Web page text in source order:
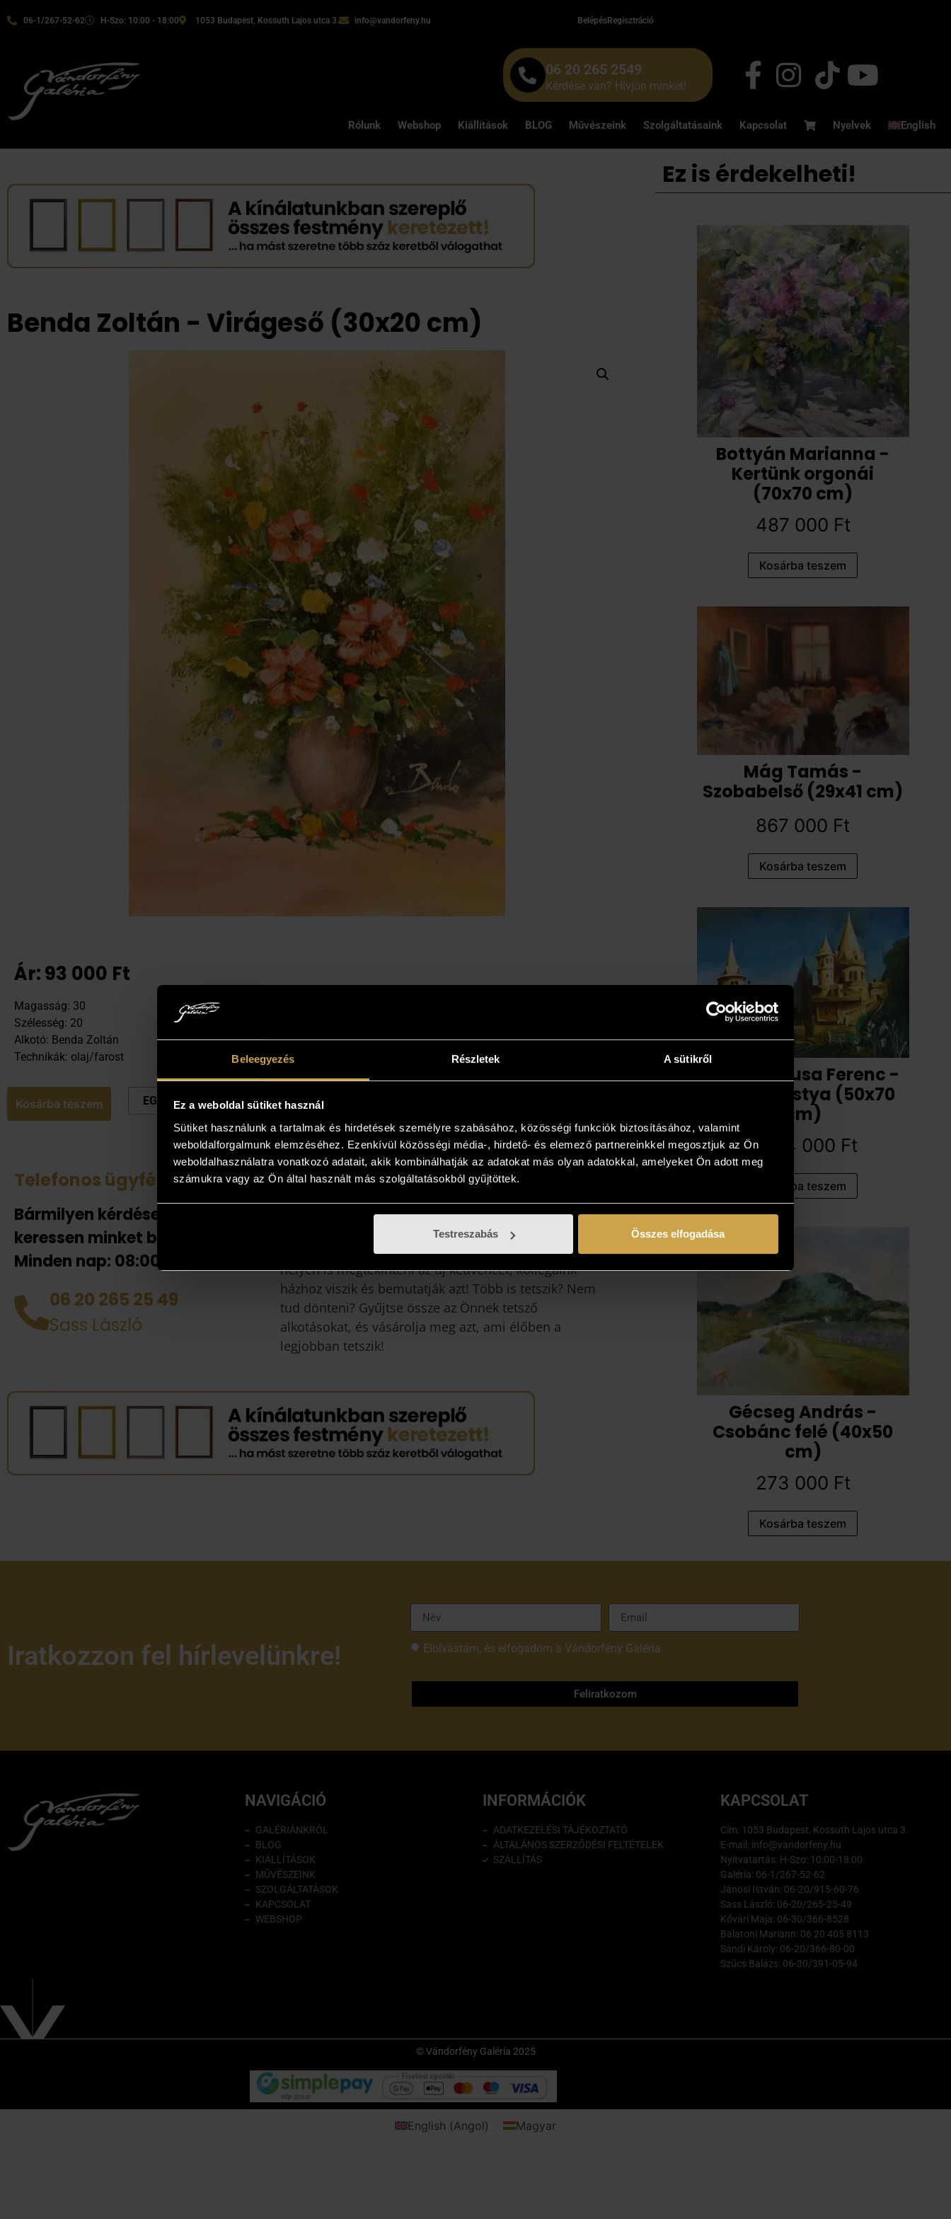
Beleegyezés Részletek A sütikről
Ez a weboldal sütiket használ
Sütiket használunk a tartalmak és hirdetések személyre szabásához, közösségi funkciók biztosításához, valamint
weboldalforgalmunk elemzéséhez. Ezenkívül közösségi média-, hirdető- és elemező partnereinkkel megosztjuk az Ön
weboldalhasználatra vonatkozó adatait, akik kombinálhatják az adatokat más olyan adatokkal, amelyeket Ön adott meg
számukra vagy az Ön által használt más szolgáltatásokból gyűjtöttek.
Testreszabás Összes elfogadása
06-1/267-52-62 H-Szo: 10:00 - 18:00 1053 Budapest, Kossuth Lajos utca 3. info@vandorfeny.hu BelépésRegisztráció
06 20 265 2549
Kérdése van? Hívjon minket!
Rólunk Webshop Kiállítások BLOG Művészeink Szolgáltatásaink Kapcsolat Nyelvek English
Benda Zoltán - Virágeső (30x20 cm)
Ár:93 000 Ft
Magasság: 30
Szélesség: 20
Alkotó: Benda Zoltán
Technikák: olaj/farost
Kosárba teszem EGYEDI ÁRAT KÉREK
Telefonos ügyfélszolgálat
Bármilyen kérdése van
keressen minket bizalommal!
Minden nap: 08:00-20:00-ig!
06 20 265 25 49
Sass László
Tekintse meg az otthonában!
Amennyiben a műalkotás elnyerte tetszését
jelentkezzen, és kollégáink bővebb felvilágosítást
adnak! Lehetősége van az otthonában, a végleges
helyén is megtekinteni az új kedvencét, kollégáink
házhoz viszik és bemutatják azt! Több is tetszik? Nem
tud dönteni? Gyűjtse össze az Önnek tetsző
alkotásokat, és vásárolja meg azt, ami élőben a
legjobban tetszik!
Ez is érdekelheti!
Bottyán Marianna -
Kertünk orgonái
(70x70 cm)
487 000 Ft
Kosárba teszem
Mág Tamás -
Szobabelső (29x41 cm)
867 000 Ft
Kosárba teszem
Fassel L’ousa Ferenc -
Halászbástya (50x70
cm)
1 524 000 Ft
Kosárba teszem
Gécseg András -
Csobánc felé (40x50
cm)
273 000 Ft
Kosárba teszem
Iratkozzon fel hírlevelünkre! Elolvastam, és elfogadom a Vándorfény Galéria
Feliratkozom
NAVIGÁCIÓ
GALÉRIÁNKRÓL
BLOG
KIÁLLÍTÁSOK
MŰVÉSZEINK
SZOLGÁLTATÁSOK
KAPCSOLAT
WEBSHOP
INFORMÁCIÓK
ADATKEZELÉSI TÁJÉKOZTATÓ
ÁLTALÁNOS SZERZŐDÉSI FELTÉTELEK
SZÁLLÍTÁS
KAPCSOLAT
Cím: 1053 Budapest, Kossuth Lajos utca 3.
E-mail: info@vandorfeny.hu
Nyitvatartás: H-Szo: 10:00-18:00
Galéria: 06-1/267-52-62
Jánosi István: 06-20/915-60-76
Sass László: 06-20/265-25-49
Kővári Maja: 06-30/366-8528
Balatoni Mariann: 06 20 405 8113
Sándi Károly: 06-20/366-80-00
Szűcs Balázs: 06-30/391-05-94
© Vándorfény Galéria 2025
English (Angol) Magyar